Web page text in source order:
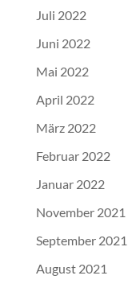
Juli 2022
Juni 2022
Mai 2022
April 2022
März 2022
Februar 2022
Januar 2022
November 2021
September 2021
August 2021